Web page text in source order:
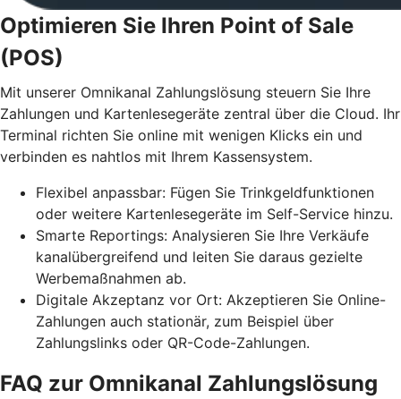
Optimieren Sie Ihren Point of Sale
(POS)
Mit unserer Omnikanal Zahlungslösung steuern Sie Ihre
Zahlungen und Kartenlesegeräte zentral über die Cloud. Ihr
Terminal richten Sie online mit wenigen Klicks ein und
verbinden es nahtlos mit Ihrem Kassensystem.
Flexibel anpassbar: Fügen Sie Trinkgeldfunktionen
oder weitere Kartenlesegeräte im Self-Service hinzu.
Smarte Reportings: Analysieren Sie Ihre Verkäufe
kanalübergreifend und leiten Sie daraus gezielte
Werbemaßnahmen ab.
Digitale Akzeptanz vor Ort: Akzeptieren Sie Online-
Zahlungen auch stationär, zum Beispiel über
Zahlungslinks oder QR-Code-Zahlungen.
FAQ zur Omnikanal Zahlungslösung